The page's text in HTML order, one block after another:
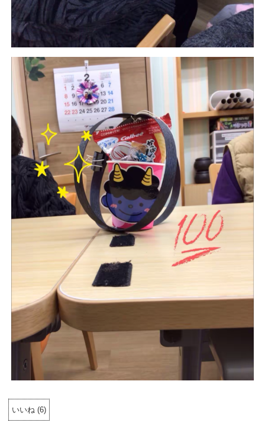
いいね (6)